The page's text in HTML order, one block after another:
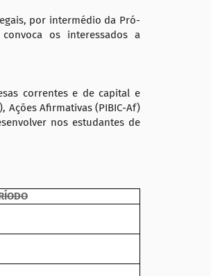
legais, por intermédio da Pró-
os interessados a
correntes e de capital e
Ações Afirmativas (PIBIC-Af)
nos estudantes de